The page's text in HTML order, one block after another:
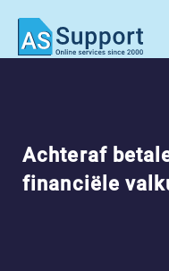
Achteraf
financiële